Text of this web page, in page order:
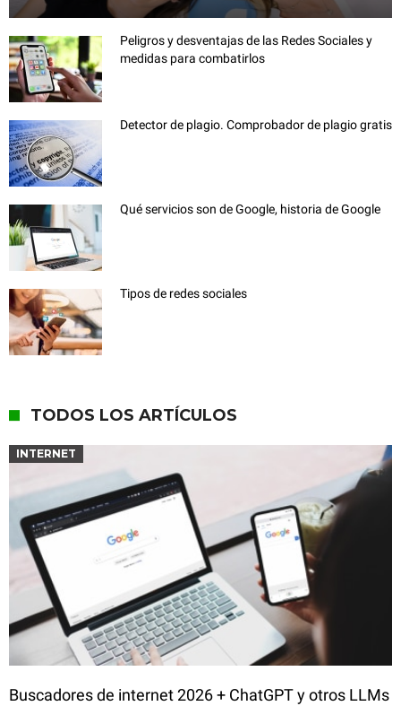
Peligros y desventajas de las Redes Sociales y
medidas para combatirlos
Detector de plagio. Comprobador de plagio gratis
Qué servicios son de Google, historia de Google
Tipos de redes sociales
TODOS LOS ARTÍCULOS
INTERNET
Buscadores de internet 2026 + ChatGPT y otros LLMs